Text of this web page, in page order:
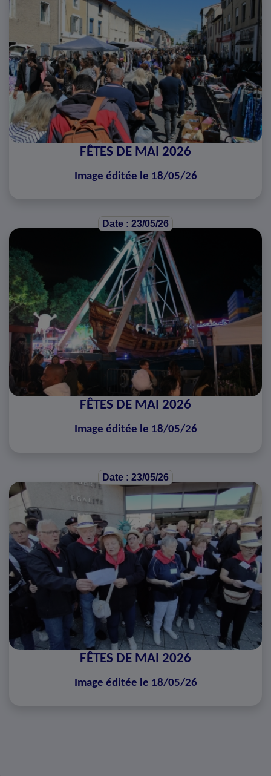
FÊTES DE MAI 2026
Image éditée le 18/05/26
Date : 23/05/26
FÊTES DE MAI 2026
Image éditée le 18/05/26
Date : 23/05/26
FÊTES DE MAI 2026
Image éditée le 18/05/26